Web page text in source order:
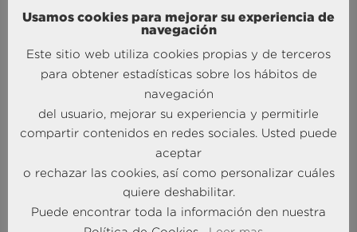
económica mejore (36,8%).
Por otro lado, y considerando las condiciones que
deberían darse para tomar la decisión de sí reservar
algún tipo de viaje en los próximos meses, los
indecisos sostienen que la cancelación 100%
gratuita (50,1%), la mayor seguridad sanitaria
Usamos cookies para mejorar su experiencia de
navegación
Este sitio web utiliza cookies propias y de terceros
para obtener estadísticas sobre los hábitos de
navegación
del usuario, mejorar su experiencia y permitirle
compartir contenidos en redes sociales. Usted puede
aceptar
o rechazar las cookies, así como personalizar cuáles
quiere deshabilitar.
Puede encontrar toda la información den nuestra